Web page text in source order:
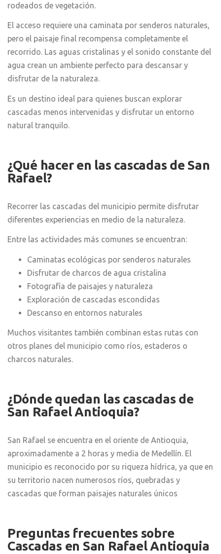
rodeados de vegetación.
El acceso requiere una caminata por senderos naturales,
pero el paisaje final recompensa completamente el
recorrido. Las aguas cristalinas y el sonido constante del
agua crean un ambiente perfecto para descansar y
disfrutar de la naturaleza.
Es un destino ideal para quienes buscan explorar
cascadas menos intervenidas y disfrutar un entorno
natural tranquilo.
¿Qué hacer en las cascadas de San
Rafael?
Recorrer las cascadas del municipio permite disfrutar
diferentes experiencias en medio de la naturaleza.
Entre las actividades más comunes se encuentran:
Caminatas ecológicas por senderos naturales
Disfrutar de charcos de agua cristalina
Fotografía de paisajes y naturaleza
Exploración de cascadas escondidas
Descanso en entornos naturales
Muchos visitantes también combinan estas rutas con
otros planes del municipio como ríos, estaderos o
charcos naturales.
¿Dónde quedan las cascadas de
San Rafael Antioquia?
San Rafael se encuentra en el oriente de Antioquia,
aproximadamente a 2 horas y media de Medellín. El
municipio es reconocido por su riqueza hídrica, ya que en
su territorio nacen numerosos ríos, quebradas y
cascadas que forman paisajes naturales únicos
Preguntas frecuentes sobre
Cascadas en San Rafael Antioquia